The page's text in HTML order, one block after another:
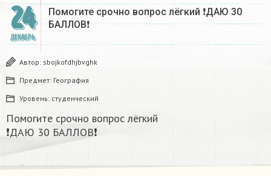
24
ДЕКАБРЬ
Помогите срочно вопрос лёгкий ❗ДАЮ 30
БАЛЛОВ❗​
Автор: sbojkofdhjbvghk
Предмет: География
Уровень: студенческий
Помогите срочно вопрос лёгкий
❗ДАЮ 30 БАЛЛОВ❗​